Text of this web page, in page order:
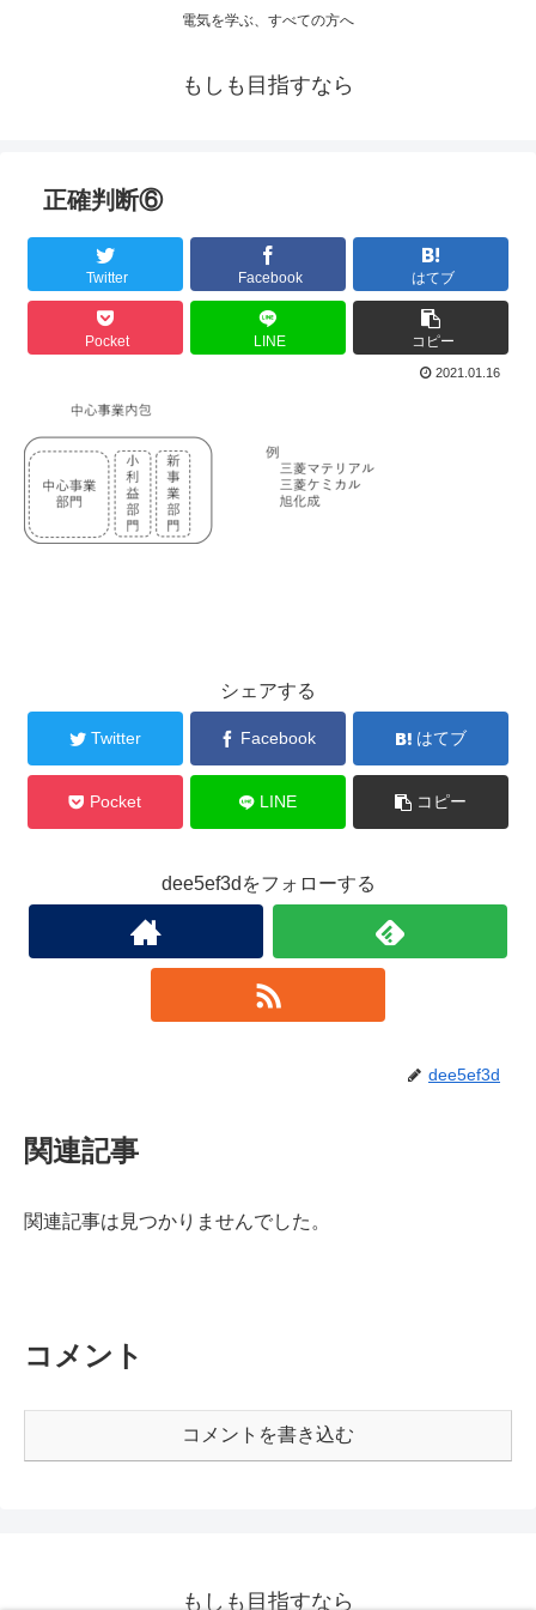
電気を学ぶ、すべての方へ
もしも目指すなら
正確判断⑥
Twitter Facebook はてブ
Pocket LINE コピー
2021.01.16
シェアする
Twitter Facebook はてブ
Pocket LINE コピー
dee5ef3dをフォローする
dee5ef3d
関連記事
関連記事は見つかりませんでした。
コメント
コメントを書き込む
もしも目指すなら